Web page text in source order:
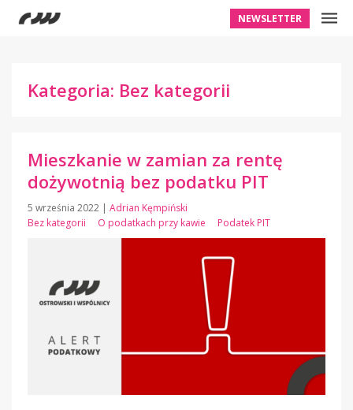
NEWSLETTER
Kategoria: Bez kategorii
Mieszkanie w zamian za rentę
dożywotnią bez podatku PIT
5 września 2022 | Adrian Kęmpiński
Bez kategorii
O podatkach przy kawie Podatek PIT